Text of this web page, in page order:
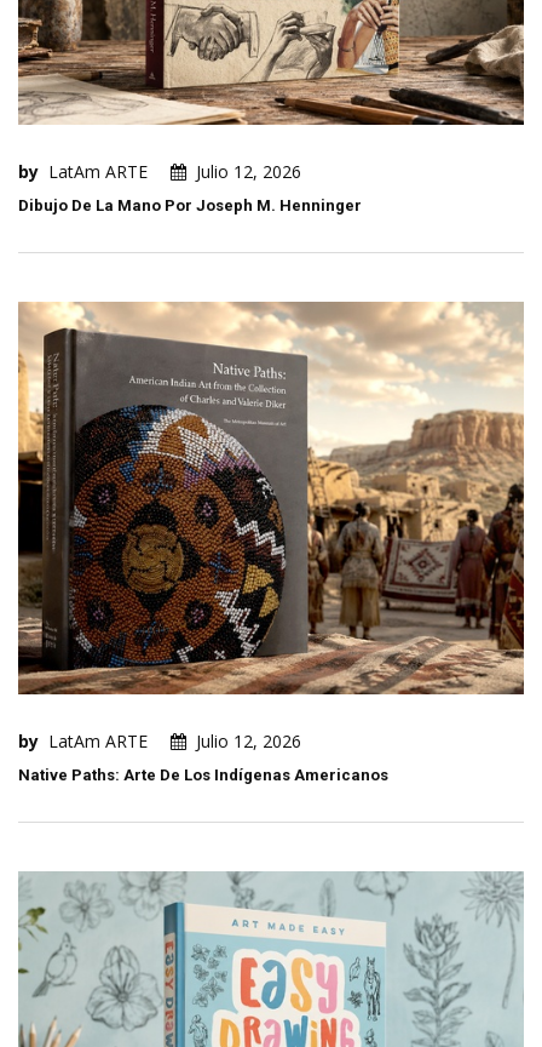
by LatAm ARTE Julio 12, 2026
Dibujo De La Mano Por Joseph M. Henninger
by LatAm ARTE Julio 12, 2026
Native Paths: Arte De Los Indígenas Americanos